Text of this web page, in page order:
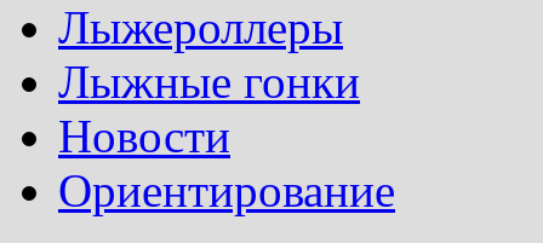
Лыжероллеры
Лыжные гонки
Новости
Ориентирование